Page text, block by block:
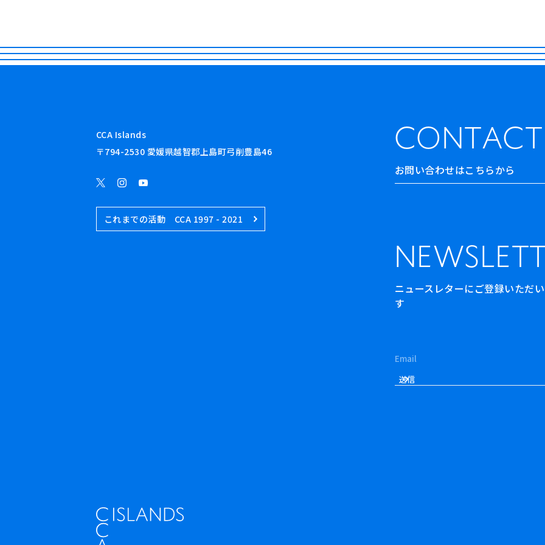
CONTACT
お問い合わせはこちらから
ニュースレターにご登録いただ
す
CCA Islands
〒794-2530 愛媛県越智郡上島町弓削豊島46
これまでの活動 CCA 1997 - 2021